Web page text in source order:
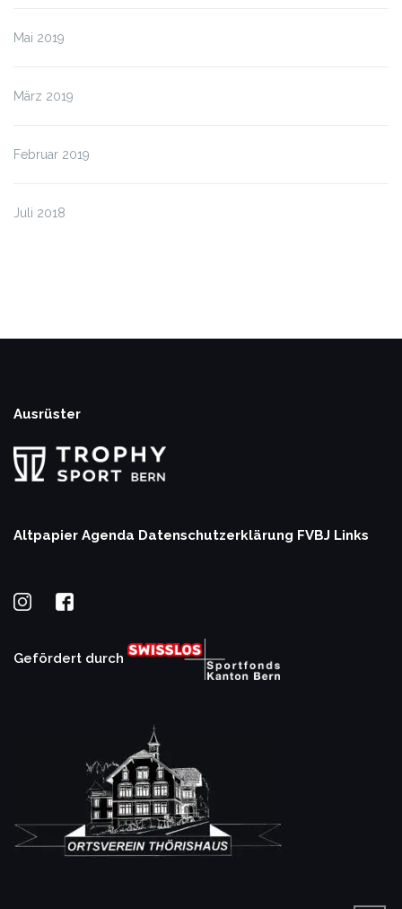
Mai 2019
März 2019
Februar 2019
Juli 2018
Ausrüster
Altpapier Agenda Datenschutzerklärung FVBJ Links
Gefördert durch